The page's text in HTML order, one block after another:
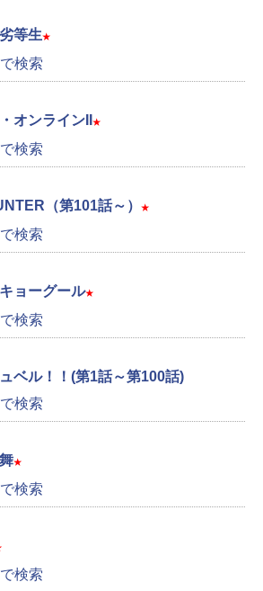
等生★
検索
オンラインII
★
検索
（第101話～）
★
検索
ョーグール★
検索
ベル！！(第1話～第100話)
検索
★
検索
検索